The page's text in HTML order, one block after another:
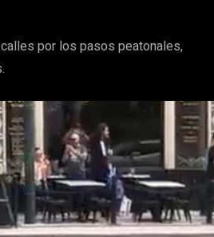
por los pasos peatonales,